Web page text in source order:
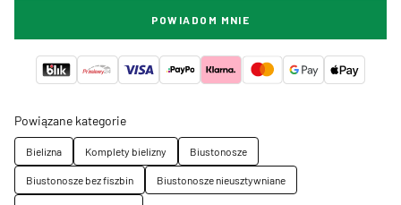
POWIADOM MNIE
Powiązane kategorie
Bielizna Komplety bielizny
Biustonosze
Biustonosze bez fiszbin
Biustonosze nieusztywniane